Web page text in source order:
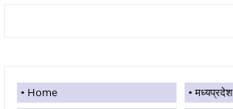
Home
मध्यप्रदेश